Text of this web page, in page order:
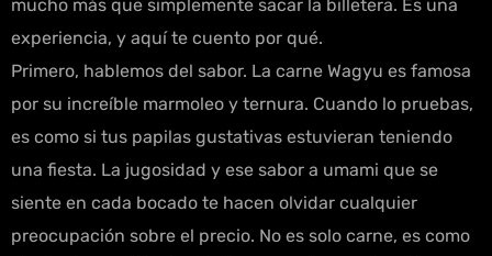
mucho más que simplemente sacar la billetera. Es una
experiencia, y aquí te cuento por qué.
Primero, hablemos del sabor. La carne Wagyu es famosa
por su increíble marmoleo y ternura. Cuando lo pruebas,
es como si tus papilas gustativas estuvieran teniendo
una fiesta. La jugosidad y ese sabor a umami que se
siente en cada bocado te hacen olvidar cualquier
preocupación sobre el precio. No es solo carne, es como